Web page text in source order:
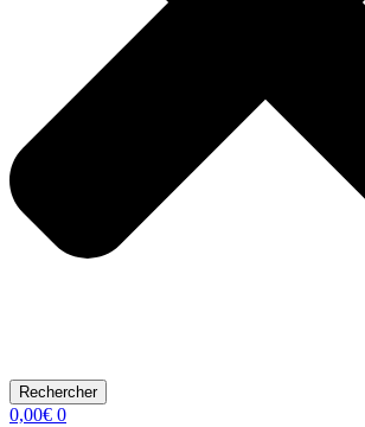
Rechercher
0,00€ 0